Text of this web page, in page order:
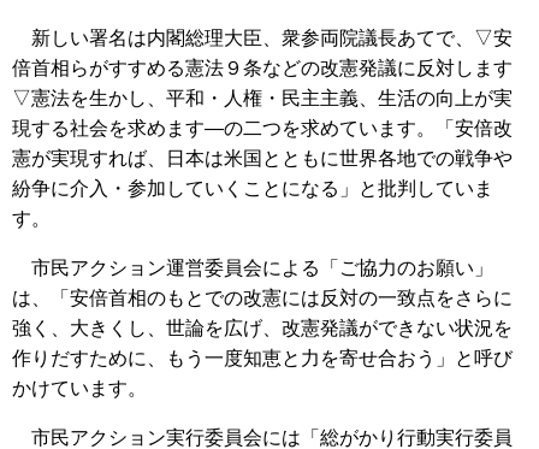
新しい署名は内閣総理大臣、衆参両院議長あてで、▽安
倍首相らがすすめる憲法９条などの改憲発議に反対します
▽憲法を生かし、平和・人権・民主主義、生活の向上が実
現する社会を求めます―の二つを求めています。「安倍改
憲が実現すれば、日本は米国とともに世界各地での戦争や
紛争に介入・参加していくことになる」と批判していま
す。
市民アクション運営委員会による「ご協力のお願い」
は、「安倍首相のもとでの改憲には反対の一致点をさらに
強く、大きくし、世論を広げ、改憲発議ができない状況を
作りだすために、もう一度知恵と力を寄せ合おう」と呼び
かけています。
市民アクション実行委員会には「総がかり行動実行委員